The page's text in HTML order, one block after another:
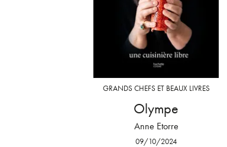
GRANDS CHEFS ET BEAUX LIVRES
Olympe
Anne Etorre
09/10/2024